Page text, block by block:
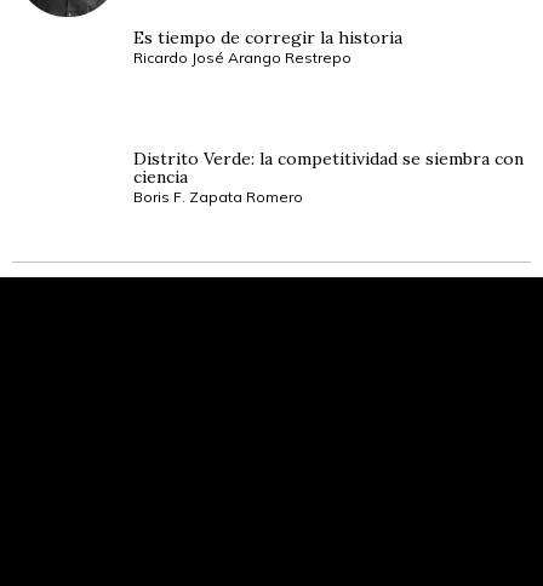
Es tiempo de corregir la historia
Ricardo José Arango Restrepo
Distrito Verde: la competitividad se siembra con
ciencia
Boris F. Zapata Romero